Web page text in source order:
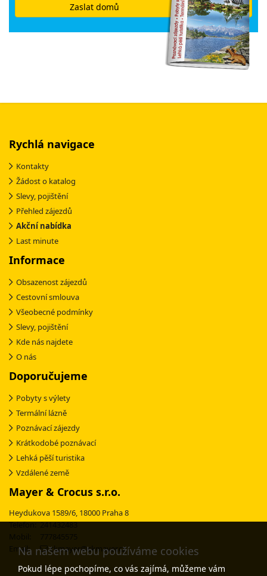
Zaslat domů
Rychlá navigace
Kontakty
Žádost o katalog
Slevy, pojištění
Přehled zájezdů
Akční nabídka
Last minute
Informace
Obsazenost zájezdů
Cestovní smlouva
Všeobecné podmínky
Slevy, pojištění
Kde nás najdete
O nás
Doporučujeme
Pobyty s výlety
Termální lázně
Poznávací zájezdy
Krátkodobé poznávací
Lehká pěší turistika
Vzdálené země
Mayer & Crocus s.r.o.
Heydukova 1589/6, 18000 Praha 8
Telefon: 241432483
Email:
ckmayer@ckmayer.cz
Na našem webu používáme cookies
Pokud lépe pochopíme, co vás zajímá, můžeme vám